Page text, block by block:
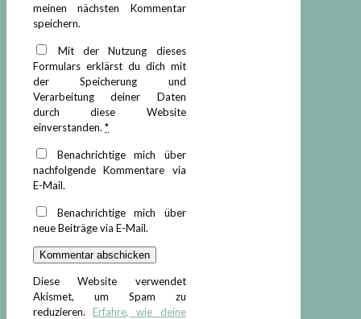
meinen nächsten Kommentar
speichern.
Mit der Nutzung dieses
Formulars erklärst du dich mit
der Speicherung und
Verarbeitung deiner Daten
durch diese Website
einverstanden. *
Benachrichtige mich über
nachfolgende Kommentare via
E-Mail.
Benachrichtige mich über
neue Beiträge via E-Mail.
Diese Website verwendet
Akismet, um Spam zu
reduzieren. Erfahre, wie deine